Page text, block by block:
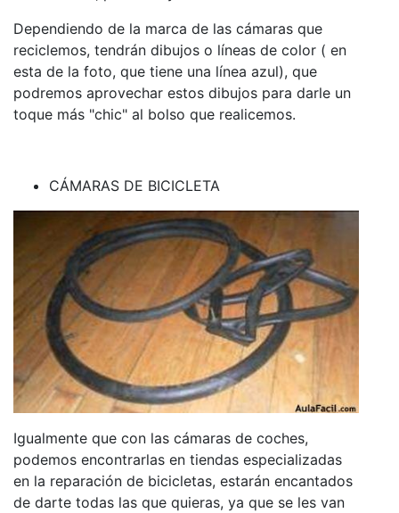
Dependiendo de la marca de las cámaras que
reciclemos, tendrán dibujos o líneas de color ( en
esta de la foto, que tiene una línea azul), que
podremos aprovechar estos dibujos para darle un
toque más "chic" al bolso que realicemos.
CÁMARAS DE BICICLETA
Igualmente que con las cámaras de coches,
podemos encontrarlas en tiendas especializadas
en la reparación de bicicletas, estarán encantados
de darte todas las que quieras, ya que se les van